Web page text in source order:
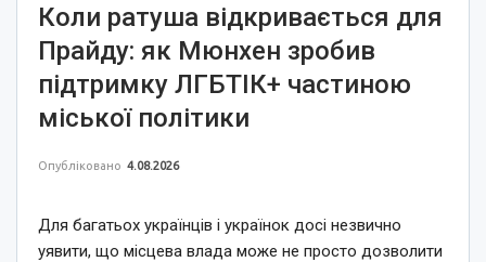
Коли ратуша відкривається для
Прайду: як Мюнхен зробив
підтримку ЛГБТІК+ частиною
міської політики
Опубліковано 4.08.2026
Для багатьох українців і українок досі незвично
уявити, що місцева влада може не просто дозволити